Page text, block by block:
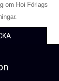
om Hoi Förlags